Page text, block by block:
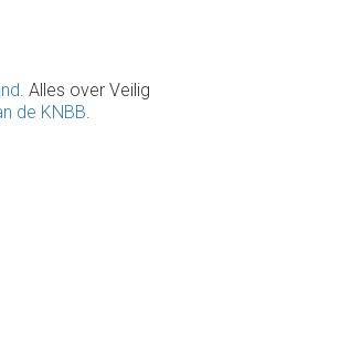
. Alles over Veilig
de KNBB.